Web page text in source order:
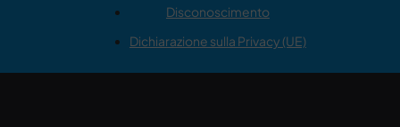
Disconoscimento
Dichiarazione sulla Privacy (UE)